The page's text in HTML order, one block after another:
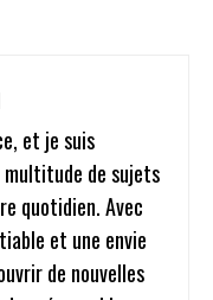
et je suis
multitude de sujets
quotidien. Avec
et une envie
de nouvelles